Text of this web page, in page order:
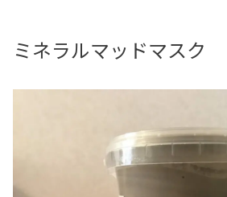
ミネラルマッドマスク